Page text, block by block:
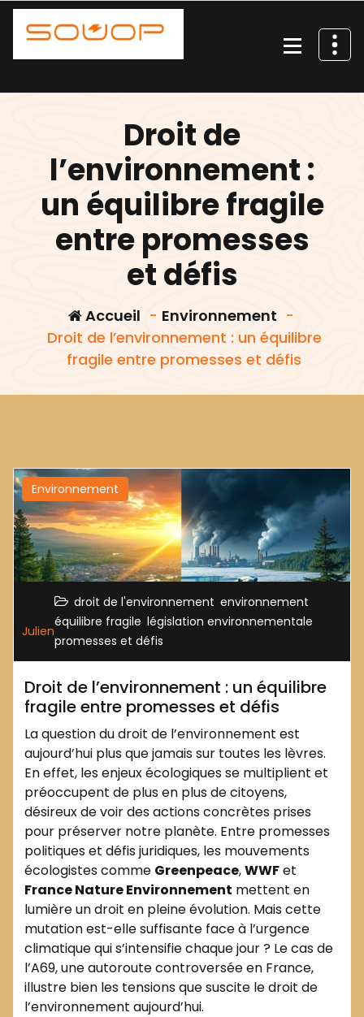
Aller
Droit de
l’environnement :
un équilibre fragile
entre promesses
et défis
Accueil - Environnement -
Droit de l’environnement : un équilibre
fragile entre promesses et défis
Environnement
Julien
droit de l'environnement environnement
équilibre fragile législation environnementale
promesses et défis
Droit de l’environnement : un équilibre
fragile entre promesses et défis
La question du droit de l’environnement est
aujourd’hui plus que jamais sur toutes les lèvres.
En effet, les enjeux écologiques se multiplient et
préoccupent de plus en plus de citoyens,
désireux de voir des actions concrètes prises
pour préserver notre planète. Entre promesses
politiques et défis juridiques, les mouvements
écologistes comme Greenpeace,WWFet
France Nature Environnement mettent en
lumière un droit en pleine évolution. Mais cette
mutation est-elle suffisante face à l’urgence
climatique qui s’intensifie chaque jour ? Le cas de
l’A69, une autoroute controversée en France,
illustre bien les tensions que suscite le droit de
l’environnement aujourd’hui.